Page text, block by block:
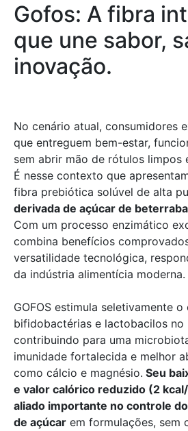
Gofos: A fibra
que une sabor,
inovação.
No cenário atual, consumidores
que entreguem bem-estar,
sem abrir mão de rótulos limpos
É nesse contexto que
fibra prebiótica solúvel de alta
derivada de açúcar de beterraba
Com um processo enzimático
combina benefícios
versatilidade tecnológica,
da indústria alimentícia moderna.
GOFOS estimula seletivamente
bifidobactérias e lactobacilos no
contribuindo para uma
imunidade fortalecida e melhor
como cálcio e magnésio. Seu
e valor calórico reduzido (2
aliado importante no controle
de açúcar em formulações, sem